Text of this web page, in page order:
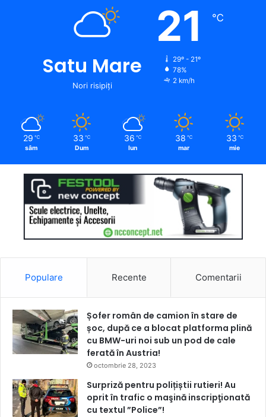
Satu Mare
Nori risipiți
21 ℃
29º - 21º
78%
2 km/h
29 ℃
sâm
33 ℃
Dum
36 ℃
lun
38 ℃
mar
33 ℃
mie
Populare Recente Comentarii
Șofer român de camion în stare de
șoc, după ce a blocat platforma plină
cu BMW-uri noi sub un pod de cale
ferată în Austria!
octombrie 28, 2023
Surpriză pentru polițiștii rutieri! Au
oprit în trafic o maşină inscripţionată
cu textul ”Police”!